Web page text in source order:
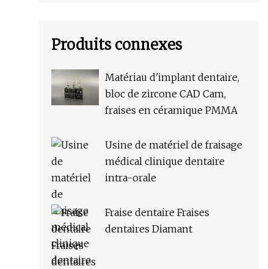
Produits connexes
Matériau d'implant dentaire,
bloc de zircone CAD Cam,
fraises en céramique PMMA
Usine de matériel de fraisage
médical clinique dentaire
intra-orale
Fraise dentaire Fraises
dentaires Diamant